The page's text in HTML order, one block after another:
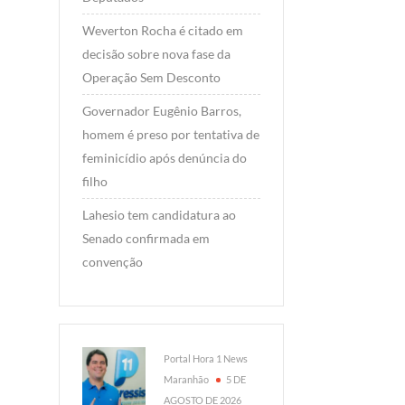
Weverton Rocha é citado em
decisão sobre nova fase da
Operação Sem Desconto
Governador Eugênio Barros,
homem é preso por tentativa de
feminicídio após denúncia do
filho
Lahesio tem candidatura ao
Senado confirmada em
convenção
Portal Hora 1 News
Maranhão
5 DE
AGOSTO DE 2026